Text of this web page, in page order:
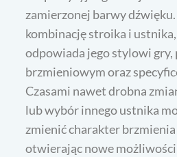
zamierzonej barwy
kombinację stroika i
odpowiada jego stylowi gry,
brzmieniowym oraz
Czasami nawet drobna
lub wybór innego ustnika
zmienić charakter
otwierając nowe